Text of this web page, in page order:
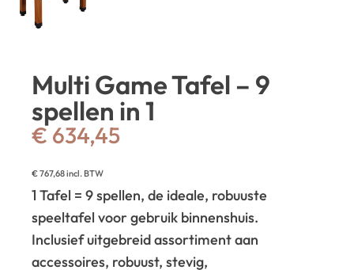
Multi Game Tafel – 9
spellen in 1
€634,45
€767,68incl. BTW
1 Tafel = 9 spellen, de ideale, robuuste
speeltafel voor gebruik binnenshuis.
Inclusief uitgebreid assortiment aan
accessoires, robuust, stevig,